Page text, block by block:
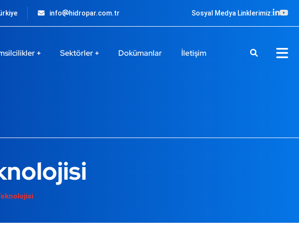
info hidropar.com.tr Sosyal Medya Linklerimiz:
Sektörler Dokümanlar İletişim